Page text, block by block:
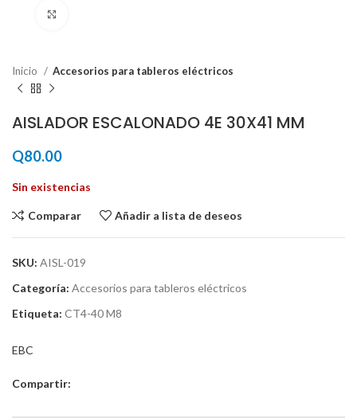
Inicio Accesorios para tableros eléctricos
AISLADOR ESCALONADO 4E 30X41 MM
Q80.00
Sin existencias
Comparar Añadir a lista de deseos
SKU: AISL-019
Categoría: Accesorios para tableros eléctricos
Etiqueta: CT4-40 M8
EBC
Compartir: